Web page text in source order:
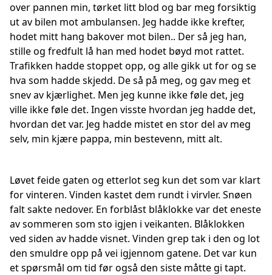
over pannen min, tørket litt blod og bar meg forsiktig
ut av bilen mot ambulansen. Jeg hadde ikke krefter,
hodet mitt hang bakover mot bilen.. Der så jeg han,
stille og fredfult lå han med hodet bøyd mot rattet.
Trafikken hadde stoppet opp, og alle gikk ut for og se
hva som hadde skjedd. De så på meg, og gav meg et
snev av kjærlighet. Men jeg kunne ikke føle det, jeg
ville ikke føle det. Ingen visste hvordan jeg hadde det,
hvordan det var. Jeg hadde mistet en stor del av meg
selv, min kjære pappa, min bestevenn, mitt alt.
Løvet feide gaten og etterlot seg kun det som var klart
for vinteren. Vinden kastet dem rundt i virvler. Snøen
falt sakte nedover. En forblåst blåklokke var det eneste
av sommeren som sto igjen i veikanten. Blåklokken
ved siden av hadde visnet. Vinden grep tak i den og lot
den smuldre opp på vei igjennom gatene. Det var kun
et spørsmål om tid før også den siste måtte gi tapt.